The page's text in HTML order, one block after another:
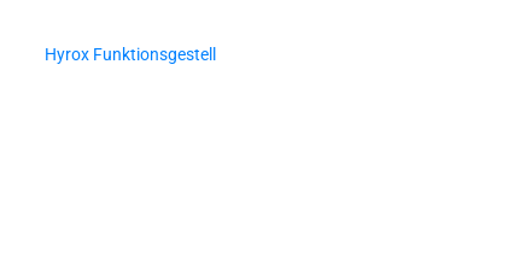
Hyrox Funktionsgestell